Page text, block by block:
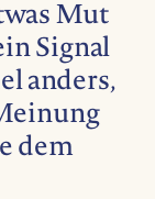
Mut
Signal
anders,
dem